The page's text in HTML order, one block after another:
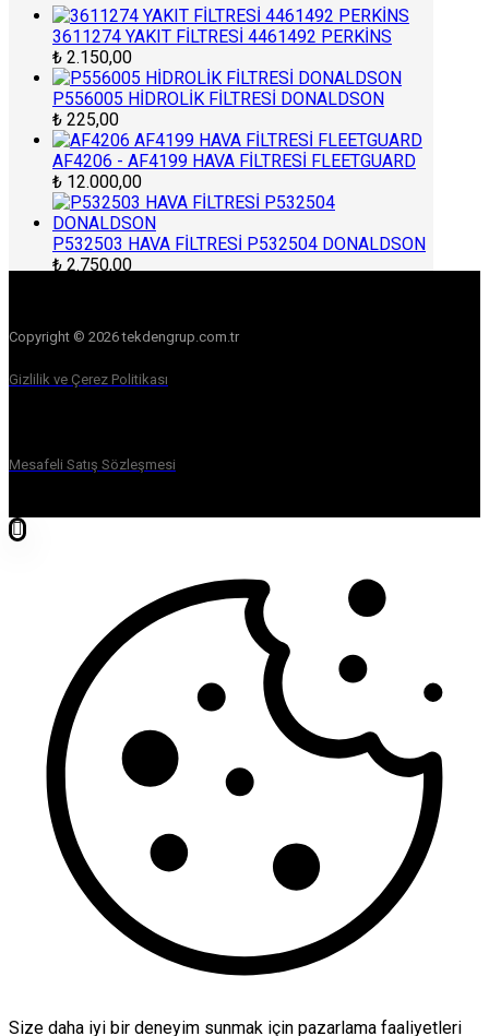
3611274 YAKIT FİLTRESİ 4461492 PERKİNS
₺ 2.150,00
P556005 HİDROLİK FİLTRESİ DONALDSON
₺ 225,00
AF4206 - AF4199 HAVA FİLTRESİ FLEETGUARD
₺ 12.000,00
P532503 HAVA FİLTRESİ P532504 DONALDSON
₺ 2.750,00
Copyright © 2026 tekdengrup.com.tr
Gizlilik ve Çerez Politikası
Mesafeli Satış Sözleşmesi
Size daha iyi bir deneyim sunmak için pazarlama faaliyetleri